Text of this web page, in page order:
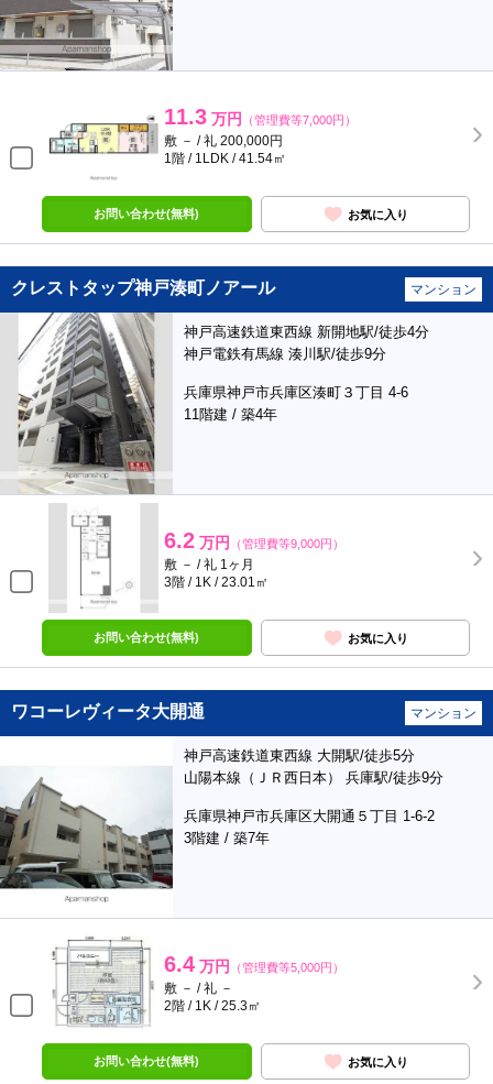
11.3 万円 （管理費等7,000円）
敷 － / 礼 200,000円
1階 / 1LDK / 41.54㎡
お問い合わせ(無料) お気に入り
クレストタップ神戸湊町ノアール マンション
神戸高速鉄道東西線 新開地駅/徒歩4分
神戸電鉄有馬線 湊川駅/徒歩9分
兵庫県神戸市兵庫区湊町３丁目 4-6
11階建 / 築4年
6.2 万円 （管理費等9,000円）
敷 － / 礼 1ヶ月
3階 / 1K / 23.01㎡
お問い合わせ(無料) お気に入り
ワコーレヴィータ大開通 マンション
神戸高速鉄道東西線 大開駅/徒歩5分
山陽本線（ＪＲ西日本） 兵庫駅/徒歩9分
兵庫県神戸市兵庫区大開通５丁目 1-6-2
3階建 / 築7年
6.4 万円 （管理費等5,000円）
敷 － / 礼 －
2階 / 1K / 25.3㎡
お問い合わせ(無料) お気に入り